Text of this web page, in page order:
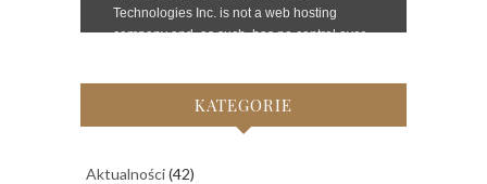
KATEGORIE
Aktualności(42)